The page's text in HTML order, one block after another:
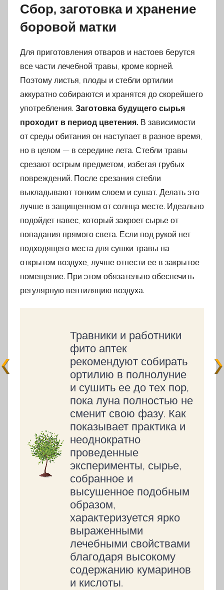
Сбор, заготовка и хранение
боровой матки
Для приготовления отваров и настоев берутся
все части лечебной травы, кроме корней.
Поэтому листья, плоды и стебли ортилии
аккуратно собираются и хранятся до скорейшего
употребления. Заготовка будущего сырья
проходит в период цветения. В зависимости
от среды обитания он наступает в разное время,
но в целом — в середине лета. Стебли травы
срезают острым предметом, избегая грубых
повреждений. После срезания стебли
выкладывают тонким слоем и сушат. Делать это
лучше в защищенном от солнца месте. Идеально
подойдет навес, который закроет сырье от
попадания прямого света. Если под рукой нет
подходящего места для сушки травы на
открытом воздухе, лучше отнести ее в закрытое
помещение. При этом обязательно обеспечить
регулярную вентиляцию воздуха.
Травники и работники
фито аптек
рекомендуют собирать
ортилию в полнолуние
и сушить ее до тех пор,
пока луна полностью не
сменит свою фазу. Как
показывает практика и
неоднократно
проведенные
эксперименты, сырье,
собранное и
высушенное подобным
образом,
характеризуется ярко
выраженными
лечебными свойствами
благодаря высокому
содержанию кумаринов
и кислоты.